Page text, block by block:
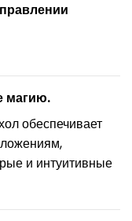
магию.
обеспечивает
и интуитивные